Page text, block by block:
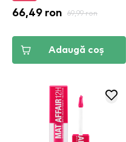
66,49 ron 69,99 ron
Adaugă coș